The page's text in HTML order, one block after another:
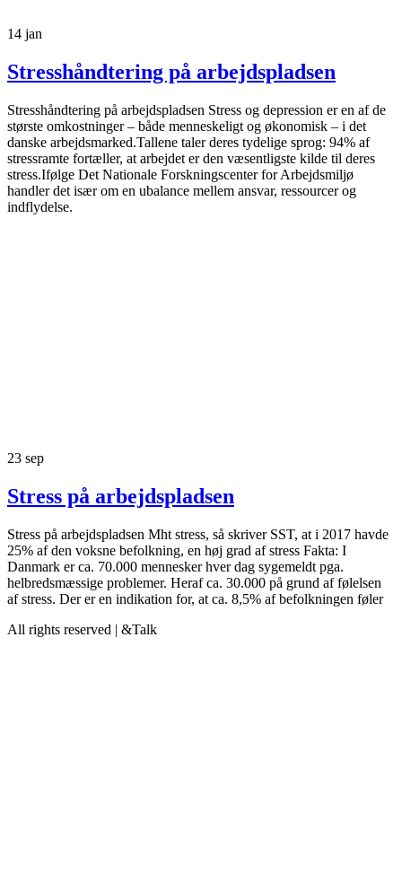
14 jan
Stresshåndtering på arbejdspladsen
Stresshåndtering på arbejdspladsen Stress og depression er en af de
største omkostninger – både menneskeligt og økonomisk – i det
danske arbejdsmarked.Tallene taler deres tydelige sprog: 94% af
stressramte fortæller, at arbejdet er den væsentligste kilde til deres
stress.Ifølge Det Nationale Forskningscenter for Arbejdsmiljø
handler det især om en ubalance mellem ansvar, ressourcer og
indflydelse.
23 sep
Stress på arbejdspladsen
Stress på arbejdspladsen Mht stress, så skriver SST, at i 2017 havde
25% af den voksne befolkning, en høj grad af stress Fakta: I
Danmark er ca. 70.000 mennesker hver dag sygemeldt pga.
helbredsmæssige problemer. Heraf ca. 30.000 på grund af følelsen
af stress. Der er en indikation for, at ca. 8,5% af befolkningen føler
All rights reserved | &Talk